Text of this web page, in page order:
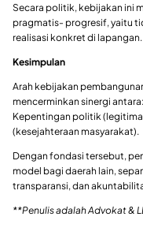
Secara politik, kebijakan ini
pragmatis- progresif, yaitu
realisasi konkret di lapangan.
Kesimpulan
Arah kebijakan
mencerminkan sinergi
Kepentingan politik
(kesejahteraan masyarakat).
Dengan fondasi tersebut,
model bagi daerah lain,
transparansi, dan
**Penulis adalah Advokat &